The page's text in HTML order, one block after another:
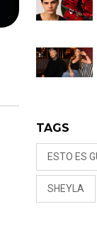
TAGS
ESTO ES
SHEYLA